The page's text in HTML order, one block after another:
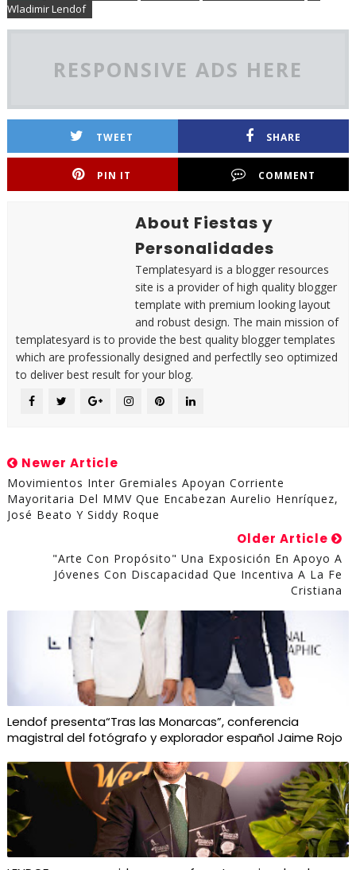
Wladimir Lendof
RESPONSIVE ADS HERE
TWEET SHARE
PIN IT COMMENT
About Fiestas y
Personalidades
Templatesyard is a blogger resources
site is a provider of high quality blogger
template with premium looking layout
and robust design. The main mission of
templatesyard is to provide the best quality blogger templates
which are professionally designed and perfectlly seo optimized
to deliver best result for your blog.
Newer Article
Movimientos Inter Gremiales Apoyan Corriente
Mayoritaria Del MMV Que Encabezan Aurelio Henríquez,
José Beato Y Siddy Roque
Older Article
"Arte Con Propósito" Una Exposición En Apoyo A
Jóvenes Con Discapacidad Que Incentiva A La Fe
Cristiana
Lendof presenta“Tras las Monarcas”, conferencia
magistral del fotógrafo y explorador español Jaime Rojo